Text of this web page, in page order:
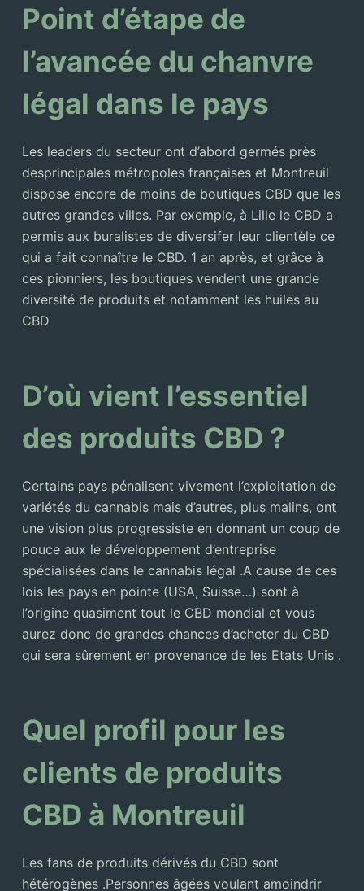
Point d’étape de
l’avancée du chanvre
légal dans le pays
Les leaders du secteur ont d’abord germés près
desprincipales métropoles françaises et Montreuil
dispose encore de moins de boutiques CBD que les
autres grandes villes. Par exemple, à Lille le CBD a
permis aux buralistes de diversifer leur clientèle ce
qui a fait connaître le CBD. 1 an après, et grâce à
ces pionniers, les boutiques vendent une grande
diversité de produits et notamment les huiles au
CBD
D’où vient l’essentiel
des produits CBD ?
Certains pays pénalisent vivement l’exploitation de
variétés du cannabis mais d’autres, plus malins, ont
une vision plus progressiste en donnant un coup de
pouce aux le développement d’entreprise
spécialisées dans le cannabis légal .A cause de ces
lois les pays en pointe (USA, Suisse…) sont à
l’origine quasiment tout le CBD mondial et vous
aurez donc de grandes chances d’acheter du CBD
qui sera sûrement en provenance de les Etats Unis .
Quel profil pour les
clients de produits
CBD à Montreuil
Les fans de produits dérivés du CBD sont
hétérogènes .Personnes âgées voulant amoindrir